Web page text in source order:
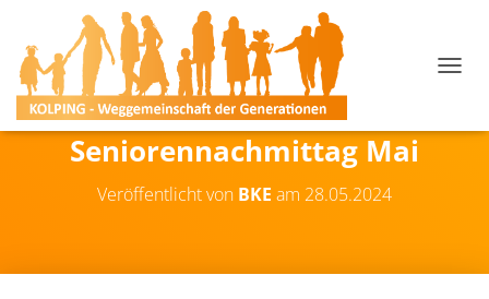
Seniorennachmittag Mai
Veröffentlicht von BKE am 28.05.2024